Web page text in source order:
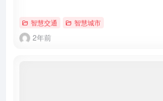
智慧交通 智慧城市
2年前